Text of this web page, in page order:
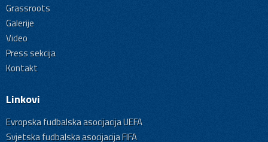
Grassroots
Galerije
Video
Press sekcija
Kontakt
Linkovi
Evropska fudbalska asocijacija UEFA
Svjetska fudbalska asocijacija FIFA